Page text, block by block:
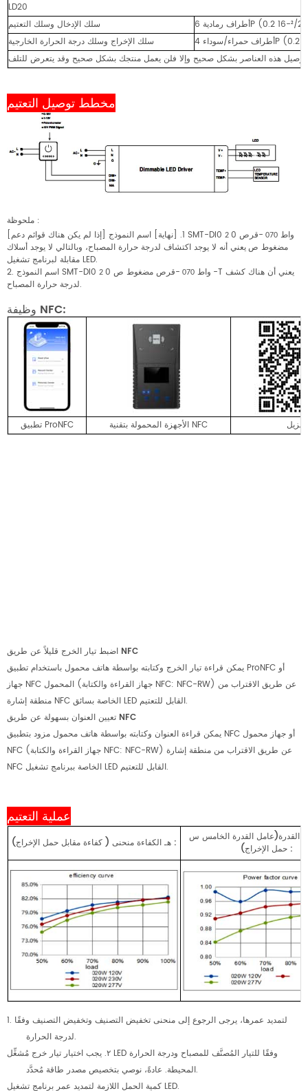
LD20
سلك الإدخال وسلك التعتيم
سلك الإخراج وسلك درجة الحرارة الخارجية
مخطط توصيل التعتيم
:
[إذا لم يكن هناك قوائم دعم] 1. [نهاية] اسم النموذج SMT-DI0 2 0 واط 070 -قرص
مضغوط ص يعني أنه لا يوجد اكتشاف لدرجة حرارة المصباح، وبالتالي لا يوجد أسلاك
مقابلة لبرنامج تشغيل LED.
2.
اسم النموذج SMT-DI0 2 0 واط 070 -قرص مضغوط
-T يعني أن هناك كشف
لدرجة حرارة المصباح.
وظيفة NFC:
تطبيق ProNFC الأجهزة المحمولة بتقنية NFC
اضبط تيار الخرج قليلاً عن طريق NFC
يمكن قراءة تيار الخرج وكتابته بواسطة هاتف محمول باستخدام تطبيق ProNFC أو
جهاز NFC المحمول (جهاز القراءة والكتابة NFC: NFC-RW) عن طريق الاقتراب من
منطقة إشارة NFC الخاصة بسائق LED القابل للتعتيم.
تعيين العنوان بسهولة عن طريق NFC
يمكن قراءة العنوان وكتابته بواسطة هاتف محمول مزود بتطبيق NFC أو جهاز محمول
NFC (جهاز القراءة والكتابة NFC: NFC-RW) عن طريق الاقتراب من منطقة إشارة
NFC الخاصة ببرنامج تشغيل LED القابل للتعتيم.
عملية التعتيم
هـ الكفاءة منحنى ( كفاءة مقابل : القدرة(عامل القدرةالخامس س
:
1. لتمديد عمرها، يرجى الرجوع إلى منحنى تخفيض التصنيف وتخفيض التصنيف وفقًا
لدرجة الحرارة.
٢. يجب اختيار تيار خرج مُشغِّل LED وفقًا للتيار المُصنَّف للمصباح ودرجة الحرارة
المحيطة. عادةً، نوصي بتخصيص مصدر طاقة مُحدَّد.
كمية الحمل اللازمة لتمديد عمر برنامج تشغيل LED.